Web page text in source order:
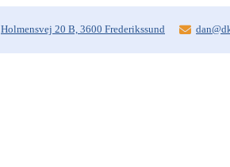
Holmensvej 20 B, 3600 Frederikssund